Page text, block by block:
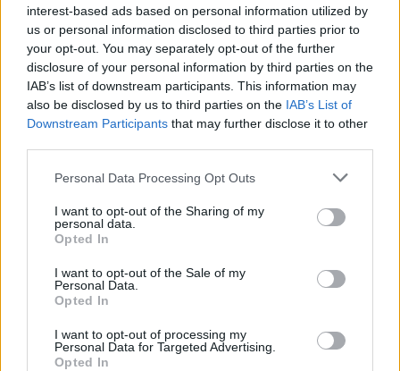
interest-based ads based on personal information utilized by
us or personal information disclosed to third parties prior to
your opt-out. You may separately opt-out of the further
disclosure of your personal information by third parties on the
IAB’s list of downstream participants. This information may
also be disclosed by us to third parties on the IAB’s List of
Downstream Participants that may further disclose it to other
Personal Data Processing Opt Outs
I want to opt-out of the Sharing of my
personal data.
Opted In
I want to opt-out of the Sale of my
Personal Data.
Opted In
I want to opt-out of processing my
Personal Data for Targeted Advertising.
Opted In
(Tibeto) pusės, aukščiausio kalno viršūnę
vienu metu paeiliui pasiekė trys lietuviai:
Justas Narkevičius, Aurimas Valujavičius ir
Nerijus Pranckevičius.
Susiję straipsniai